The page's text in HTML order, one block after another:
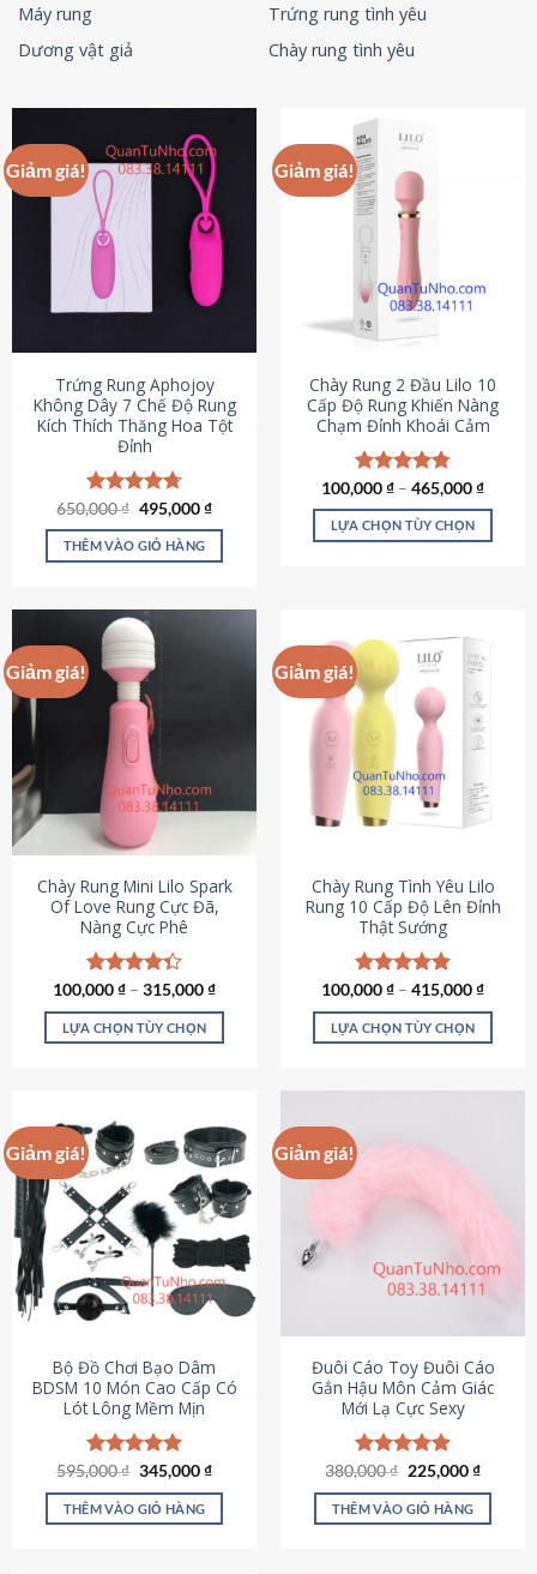
Máy rung
Trứng rung tình yêu
Dương vật giả
Chày rung tình yêu
Giảm giá!
Trứng Rung Aphojoy
Không Dây 7 Chế Độ Rung
Kích Thích Thăng Hoa Tột
Đỉnh
Được xếp
hạng4.72
5 sao
650,000₫ Giá
là:
650,000 ₫.
495,000₫Giá
tại
495,000 ₫.
THÊM VÀO GIỎ HÀNG
Giảm giá!
Chày Rung 2 Đầu Lilo 10
Cấp Độ Rung Khiến Nàng
Chạm Đỉnh Khoái Cảm
Được xếp
hạng4.80
5 sao
100,000₫ – 465,000₫
LỰA CHỌN TÙY CHỌN
nhiều
biến
thể.
Các
chọn
thể
chọn
trên
trang
sản
phẩm
Giảm giá!
Chày Rung Mini Lilo Spark
Of Love Rung Cực Đã,
Nàng Cực Phê
Được xếp
hạng4.33
5 sao
100,000₫ – 315,000₫
LỰA CHỌN TÙY CHỌN
có
nhiều
biến
thể.
Các
tùy
chọn
có
chọn
trên
trang
sản
phẩm
Giảm giá!
Chày Rung Tình Yêu Lilo
Rung 10 Cấp Độ Lên Đỉnh
Thật Sướng
Được xếp
hạng4.94
5 sao
100,000₫ – 415,000₫
LỰA CHỌN TÙY CHỌN
biến
thể.
chọn
chọn
trên
trang
sản
phẩm
Giảm giá!
Bộ Đồ Chơi Bạo Dâm
BDSM 10 Món Cao Cấp Có
Lót Lông Mềm Mịn
Được xếp
hạng4.88
5 sao
595,000₫ Giá
là:
595,000 ₫.
345,000₫Giá
tại
THÊM VÀO GIỎ HÀNG
Giảm giá!
Đuôi Cáo Toy Đuôi Cáo
Gắn Hậu Môn Cảm Giác
Mới Lạ Cực Sexy
Được xếp
hạng4.88
5 sao
380,000₫ Giá
là:
380,000 ₫.
225,000₫Giá
tại
THÊM VÀO GIỎ HÀNG